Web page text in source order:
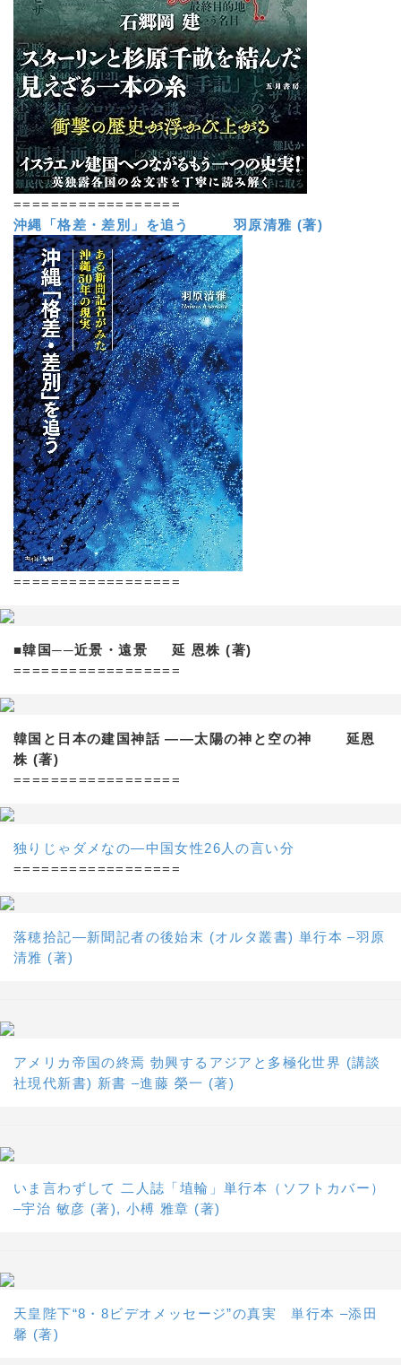
==================
沖縄「格差・差別」を追う 羽原清雅 (著)
==================
■韓国──近景・遠景 延 恩株 (著)
==================
韓国と日本の建国神話 ——太陽の神と空の神 延恩
株 (著)
==================
独りじゃダメなの―中国女性26人の言い分
==================
落穂拾記―新聞記者の後始末 (オルタ叢書) 単行本 –羽原
清雅 (著)
アメリカ帝国の終焉 勃興するアジアと多極化世界 (講談
社現代新書) 新書 –進藤 榮一 (著)
いま言わずして 二人誌「埴輪」単行本（ソフトカバー）
–宇治 敏彦 (著), 小榑 雅章 (著)
天皇陛下“8・8ビデオメッセージ”の真実 単行本 –添田
馨 (著)